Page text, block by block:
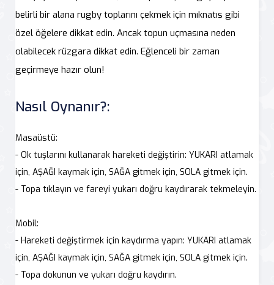
belirli bir alana rugby toplarını çekmek için mıknatıs gibi
özel öğelere dikkat edin. Ancak topun uçmasına neden
olabilecek rüzgara dikkat edin. Eğlenceli bir zaman
geçirmeye hazır olun!
Nasıl Oynanır?:
Masaüstü:
- Ok tuşlarını kullanarak hareketi değiştirin: YUKARI atlamak
için, AŞAĞI kaymak için, SAĞA gitmek için, SOLA gitmek için.
- Topa tıklayın ve fareyi yukarı doğru kaydırarak tekmeleyin.
Mobil:
- Hareketi değiştirmek için kaydırma yapın: YUKARI atlamak
için, AŞAĞI kaymak için, SAĞA gitmek için, SOLA gitmek için.
- Topa dokunun ve yukarı doğru kaydırın.